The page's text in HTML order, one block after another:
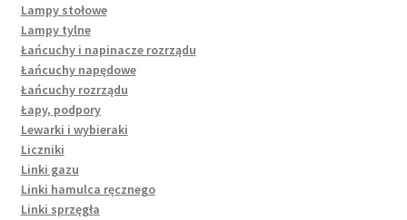
Lampy stołowe
Lampy tylne
Łańcuchy i napinacze rozrządu
Łańcuchy napędowe
Łańcuchy rozrządu
Łapy, podpory
Lewarki i wybieraki
Liczniki
Linki gazu
Linki hamulca ręcznego
Linki sprzęgła